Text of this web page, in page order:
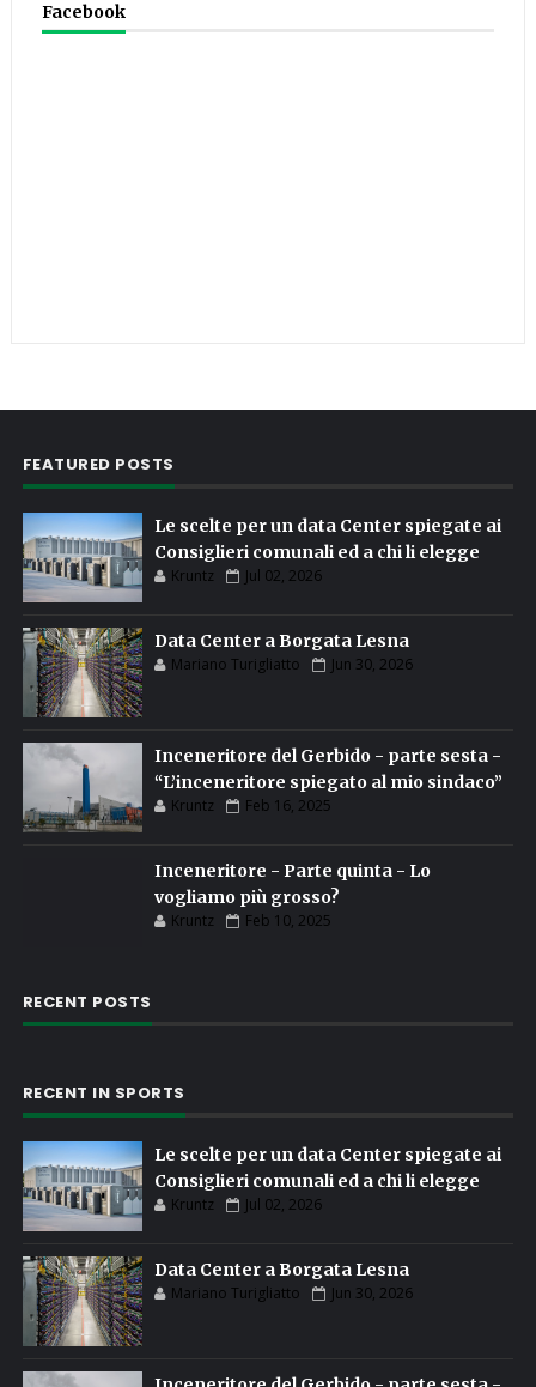
Facebook
FEATURED POSTS
Le scelte per un data Center spiegate ai
Consiglieri comunali ed a chi li elegge
Kruntz Jul 02, 2026
Data Center a Borgata Lesna
Mariano Turigliatto Jun 30, 2026
Inceneritore del Gerbido - parte sesta -
“L’inceneritore spiegato al mio sindaco”
Kruntz Feb 16, 2025
Inceneritore - Parte quinta - Lo
vogliamo più grosso?
Kruntz Feb 10, 2025
RECENT POSTS
RECENT IN SPORTS
Le scelte per un data Center spiegate ai
Consiglieri comunali ed a chi li elegge
Kruntz Jul 02, 2026
Data Center a Borgata Lesna
Mariano Turigliatto Jun 30, 2026